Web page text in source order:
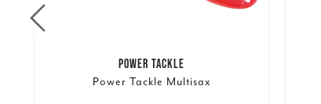
POWER TACKLE
Power Tackle Multisax